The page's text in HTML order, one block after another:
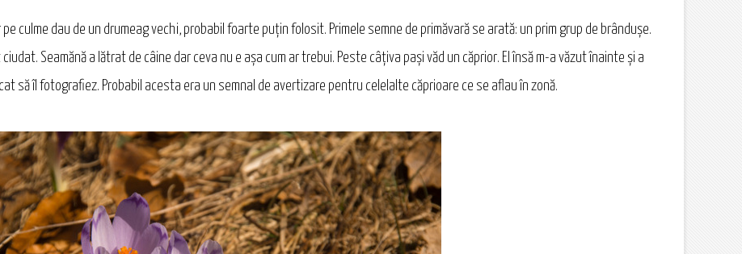
culme dau de un drumeag vechi, probabil foarte puţin folosit. Primele semne de primăvară se arată: un prim grup de brânduşe.
Seamănă a lătrat de câine dar ceva nu e aşa cum ar trebui. Peste câţiva paşi văd un căprior. El însă m-a văzut înainte şi a
să îl fotografiez. Probabil acesta era un semnal de avertizare pentru celelalte căprioare ce se aflau în zonă.